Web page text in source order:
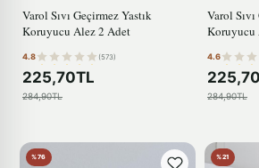
Varol Sıvı Geçirmez Yastık
Koruyucu Alez 2 Adet
4.8 (573)
225,70TL
284,90TL
Varol
Koruyucu
4.6
284,90TL
%76 %21